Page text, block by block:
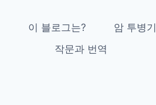
이 블로그는? 암 투병기
작문과 번역